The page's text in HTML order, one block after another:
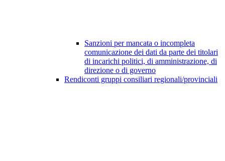
Sanzioni per mancata o incompleta
comunicazione dei dati da parte dei titolari
di incarichi politici, di amministrazione, di
direzione o di governo
Rendiconti gruppi consiliari regionali/provinciali